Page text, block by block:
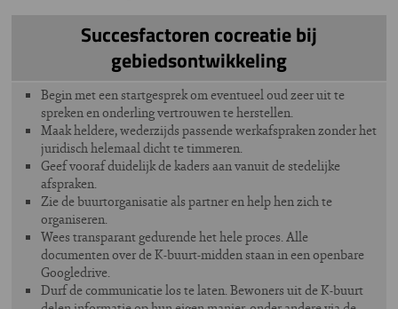
Succesfactoren cocreatie bij
gebiedsontwikkeling
Begin met een startgesprek om eventueel oud zeer uit te
spreken en onderling vertrouwen te herstellen.
Maak heldere, wederzijds passende werkafspraken zonder het
juridisch helemaal dicht te timmeren.
Geef vooraf duidelijk de kaders aan vanuit de stedelijke
afspraken.
Zie de buurtorganisatie als partner en help hen zich te
organiseren.
Wees transparant gedurende het hele proces. Alle
documenten over de K-buurt-midden staan in een openbare
Googledrive.
Durf de communicatie los te laten. Bewoners uit de K-buurt